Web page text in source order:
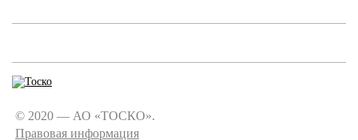
© 2020 — АО «ТОСКО».
Правовая информация